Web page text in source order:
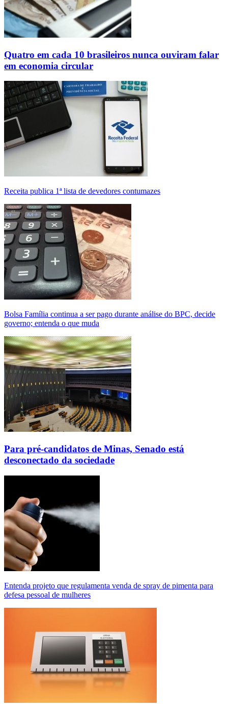
Quatro em cada 10 brasileiros nunca ouviram falar
em economia circular
Receita publica 1ª lista de devedores contumazes
Bolsa Família continua a ser pago durante análise do BPC, decide
governo; entenda o que muda
Para pré-candidatos de Minas, Senado está
desconectado da sociedade
Entenda projeto que regulamenta venda de spray de pimenta para
defesa pessoal de mulheres